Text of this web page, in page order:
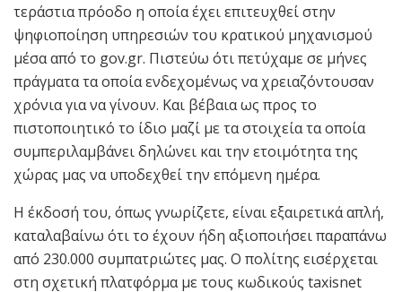
τεράστια πρόοδο η οποία έχει επιτευχθεί στην
ψηφιοποίηση υπηρεσιών του κρατικού μηχανισμού
μέσα από το gov.gr. Πιστεύω ότι πετύχαμε σε μήνες
πράγματα τα οποία ενδεχομένως να χρειαζόντουσαν
χρόνια για να γίνουν. Και βέβαια ως προς το
πιστοποιητικό το ίδιο μαζί με τα στοιχεία τα οποία
συμπεριλαμβάνει δηλώνει και την ετοιμότητα της
χώρας μας να υποδεχθεί την επόμενη ημέρα.
Η έκδοσή του, όπως γνωρίζετε, είναι εξαιρετικά απλή,
καταλαβαίνω ότι το έχουν ήδη αξιοποιήσει παραπάνω
από 230.000 συμπατριώτες μας. Ο πολίτης εισέρχεται
στη σχετική πλατφόρμα με τους κωδικούς taxisnet